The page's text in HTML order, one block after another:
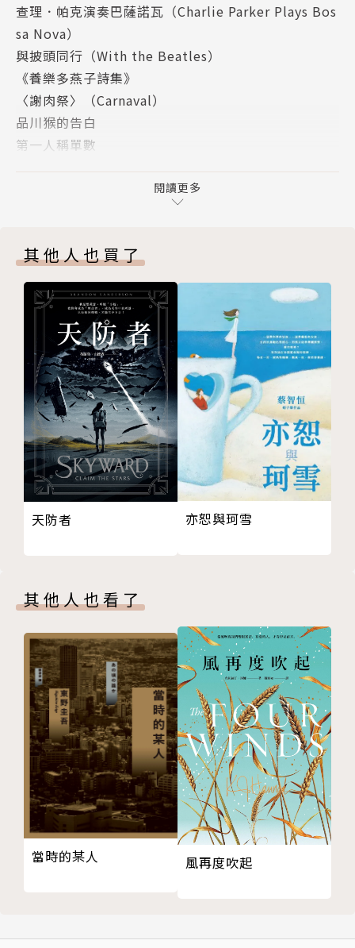
你／和我的距離／好像很遠吧？
當時是否該／在木星轉機？
將耳朵／貼在石枕上／能聽見的
是血液流動的／無聲，無聲
我們的身體無法回頭地時時刻刻步向殞滅。當我們閉眼
強風吹襲，他們──有既定名稱的和沒有既定名稱的─
有誰能夠明確斷言？──《第一人稱單數‧石枕下》
都會的奇幻愛情、生活的過往片段、人性的善惡辨證、
虛實的互見筆法
結合了短歌、散文、音樂與小說，展開村上風格的全新
複眼小說
八個題材視角各異的精采短篇，可說是邁入從心所欲不
逾矩之年的村上春樹，回望人生愛與死主題的珠玉之作
連發。
〈石枕下〉憶起大二時與打工相遇的文學少女偶然間的
情感交流。〈奶油〉寫出無法在生活中獲得解釋、不合
克演奏巴薩諾瓦（Charlie Parker Plays Bossa Nov
a）〉，故事中音樂報導的寫手虛構了一張夢幻專輯，
卻因此衍生出如夢境與真實世界的奇異接軌。〈與披頭
同行（With the Beatles）〉和披頭四的專輯同名，
是充滿往日夏日氣息與搖滾樂的初戀青春紀事。
值得注目的還有〈養樂多燕子詩集〉，除了洋溢著對棒
球的熱愛，更結合了詩作、散文體裁，也是繼《棄貓》
後再次難得揭露少時與雙親的生活回憶。令人印象深刻
的〈謝肉祭Carnaval〉談論醜陋，也等於談論美麗，
更兼論善惡，引人反覆思索在生活這個面具底下的素
顏，究竟是惡靈或是天使？《東京奇譚集》中非常受到
讀者喜愛的〈品川猴〉，此猴再次登場於續篇〈品川猴
查理．帕克演奏巴薩諾瓦（Charlie Parker Plays Bos
sa Nova）
與披頭同行（With the Beatles）
《養樂多燕子詩集》
〈謝肉祭〉（Carnaval）
品川猴的告白
第一人稱單數
閱讀更多
其他人也買了
天防者 亦恕與珂雪
其他人也看了
當時的某人 風再度吹起